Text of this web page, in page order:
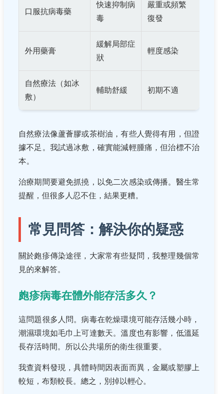
口服抗病毒藥
快速抑制病
毒
嚴重或頻繁
復發
外用藥膏
緩解局部症
狀
輕度感染
自然療法（如冰
敷）
輔助舒緩 初期不適
自然療法像蘆薈膠或茶樹油，有些人覺得有用，但證
據不足。我試過冰敷，確實能減輕腫痛，但治標不治
本。
治療期間要避免抓撓，以免二次感染或傳播。醫生常
提醒，但很多人忍不住，結果更糟。
常見問答：解決你的疑惑
關於皰疹傳染途徑，大家常有些疑問，我整理幾個常
見的來解答。
皰疹病毒在體外能存活多久？
這問題很多人問。病毒在乾燥環境可能存活幾小時，
潮濕環境如毛巾上可達數天。溫度也有影響，低溫延
長存活時間。所以公共場所的衛生很重要。
我查資料發現，具體時間因表面而異，金屬或塑膠上
較短，布類較長。總之，別掉以輕心。